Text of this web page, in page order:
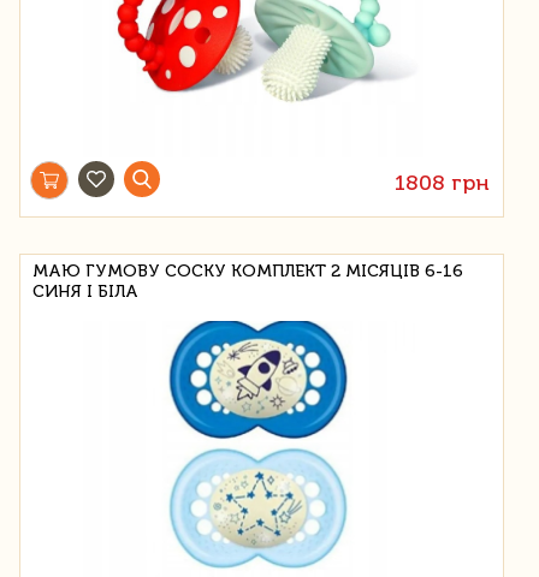
1808 грн
МАЮ ГУМОВУ СОСКУ КОМПЛЕКТ 2 МІСЯЦІВ 6-16
СИНЯ І БІЛА